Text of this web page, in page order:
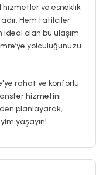
hizmetler ve esneklik
Hem tatilciler
olan bu ulaşım
yolculuğunuzu
rahat ve konforlu
hizmetini
planlayarak,
yaşayın!